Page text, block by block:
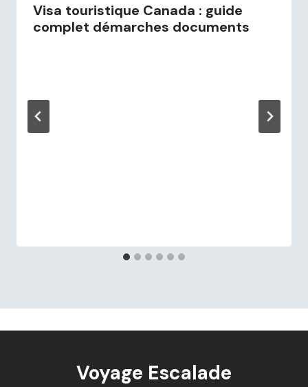
Visa touristique Canada : guide
complet démarches documents
Voyage Escalade